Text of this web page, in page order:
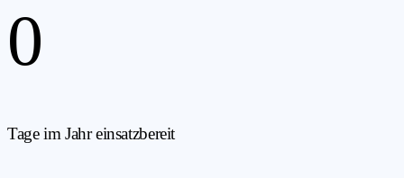
0
Tage im Jahr einsatzbereit